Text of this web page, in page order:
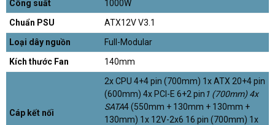
Công suất
1000W
Chuẩn PSU
ATX12V V3.1
Loại dây nguồn
Full-Modular
Kích thước Fan
140mm
Cáp kết nối
2x CPU 4+4 pin (700mm) 1x ATX 20+4 pin
(600mm) 4x PCI-E 6+2 pin 1 (700mm) 4x
SATA4 (550mm + 130mm + 130mm +
130mm) 1x 12V-2x6 16 pin (700mm) 1x